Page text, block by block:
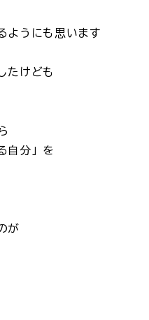
ようにも思います
たけども
自分」を
が